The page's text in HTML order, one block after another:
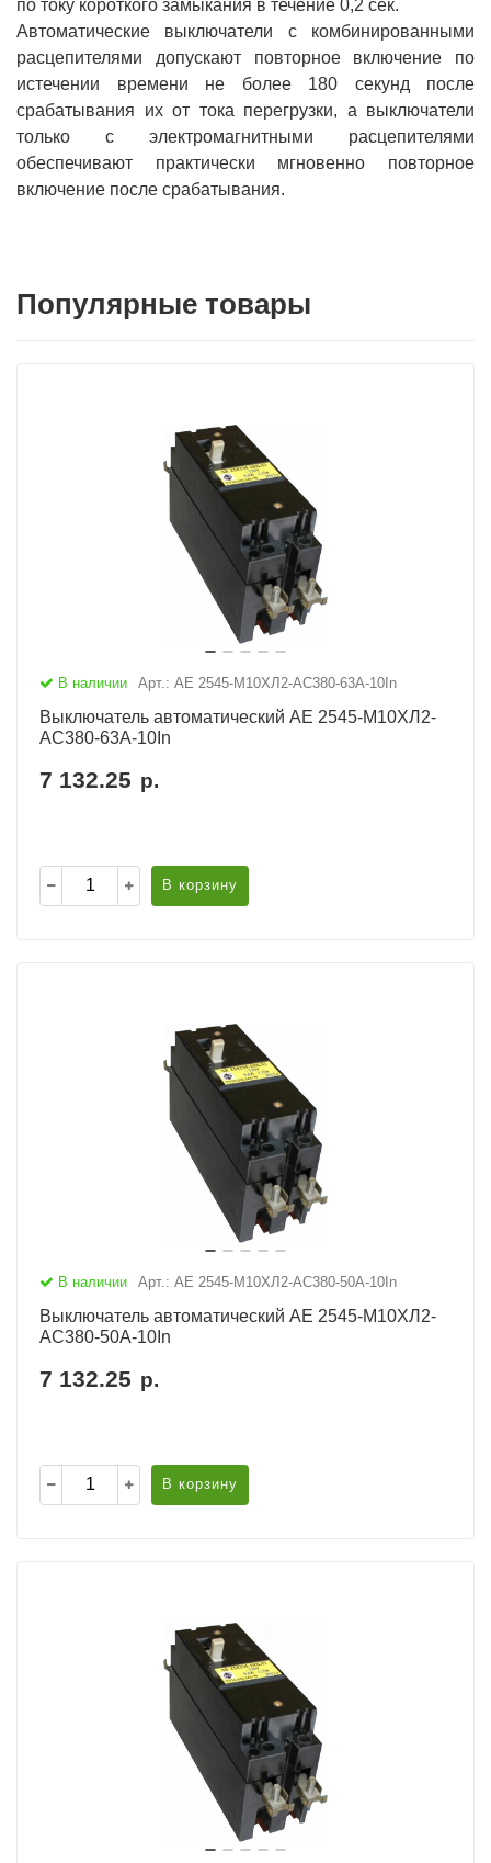
по току короткого замыкания в течение 0,2 сек.
Автоматические выключатели с комбинированными
расцепителями допускают повторное включение по
истечении времени не более 180 секунд после
срабатывания их от тока перегрузки, а выключатели
только с электромагнитными расцепителями
обеспечивают практически мгновенно повторное
включение после срабатывания.
Популярные товары
В наличии Арт.: АЕ 2545-М10ХЛ2-AC380-63А-10In
Выключатель автоматический АЕ 2545-М10ХЛ2-
AC380-63А-10In
7 132.25 р.
В корзину
В наличии Арт.: АЕ 2545-М10ХЛ2-AC380-50А-10In
Выключатель автоматический АЕ 2545-М10ХЛ2-
AC380-50А-10In
7 132.25 р.
В корзину